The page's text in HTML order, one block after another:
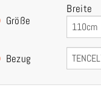
Größe
Breite
Bezug